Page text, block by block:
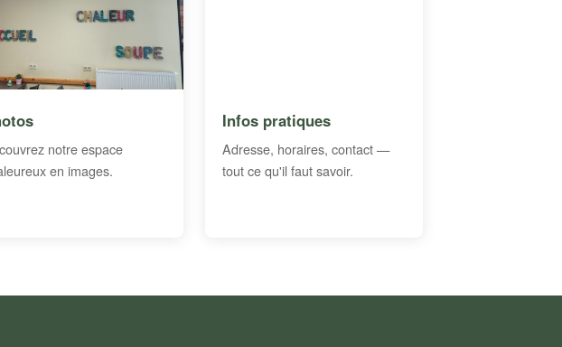
notre espace
en images.
Infos pratiques
Adresse, horaires, contact —
tout ce qu'il faut savoir.